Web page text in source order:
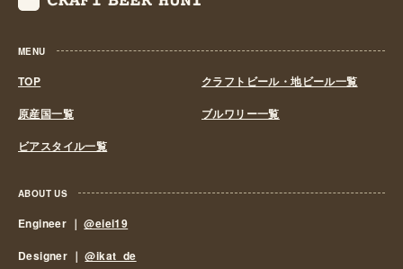
ビールを造る試みは行われてきました。しかし、ミュンヘ
プと大麦麦芽を用いて醸造すると非常に高品質なビールが
できることが発見されると、この製法がいたく気に入った
え、かの有名なドイツの「ビール純粋令」を制定をしま
す。 ビール純粋令とは、1516年4月23日にバイエルン公
ップ・水・酵母のみを原料とする」という内容の一文で知
られる法律です。この法律は現在でも有効で、食品に関す
300年後の19世紀後半、フランスとドイツの科学者たち
MENU
TOP
クラフトビール・地ビール一覧
原産国一覧
ブルワリー一覧
ビアスタイル一覧
ABOUT US
Engineer ｜@eiei19
Designer ｜@ikat_de